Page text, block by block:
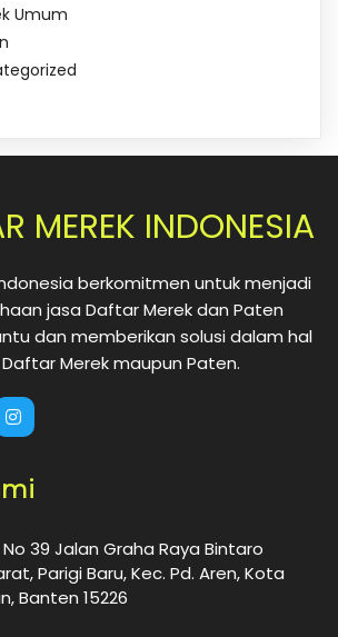
Umum
MEREK INDONESIA
berkomitmen untuk menjadi
jasa Daftar Merek dan Paten
dan memberikan solusi dalam hal
Merek maupun Paten.
39 Jalan Graha Raya Bintaro
Parigi Baru, Kec. Pd. Aren, Kota
Banten 15226